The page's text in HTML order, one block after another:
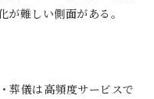
が難しい側面がある。
葬儀は高頻度サービスで